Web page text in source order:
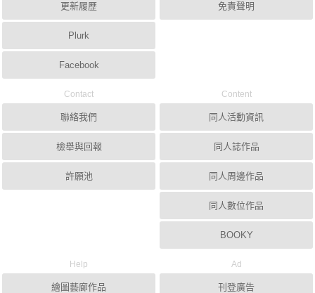
更新履歷
Plurk
Facebook
免責聲明
Contact
聯絡我們
檢舉與回報
許願池
Content
同人活動資訊
同人誌作品
同人周邊作品
同人數位作品
BOOKY
Help
繪圖藝廊作品
Ad
刊登廣告